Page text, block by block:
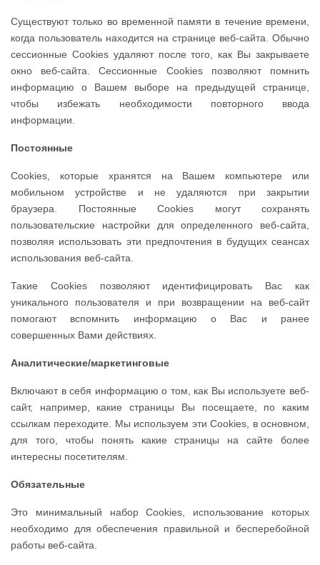
Существуют только во временной памяти в течение времени,
когда пользователь находится на странице веб-сайта. Обычно
сессионные Cookies удаляют после того, как Вы закрываете
окно веб-сайта. Сессионные Cookies позволяют помнить
информацию о Вашем выборе на предыдущей странице,
чтобы избежать необходимости повторного ввода
информации.
Постоянные
Сookies, которые хранятся на Вашем компьютере или
мобильном устройстве и не удаляются при закрытии
браузера. Постоянные Сookies могут сохранять
пользовательские настройки для определенного веб-сайта,
позволяя использовать эти предпочтения в будущих сеансах
использования веб-сайта.
Такие Cookies позволяют идентифицировать Вас как
уникального пользователя и при возвращении на веб-сайт
помогают вспомнить информацию о Вас и ранее
совершенных Вами действиях.
Аналитические/маркетинговые
Включают в себя информацию о том, как Вы используете веб-
сайт, например, какие страницы Вы посещаете, по каким
ссылкам переходите. Мы используем эти Cookies, в основном,
для того, чтобы понять какие страницы на сайте более
интересны посетителям.
Обязательные
Это минимальный набор Cookies, использование которых
необходимо для обеспечения правильной и бесперебойной
работы веб-сайта.